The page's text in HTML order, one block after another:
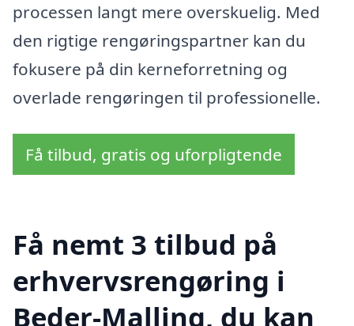
processen langt mere overskuelig. Med
den rigtige rengøringspartner kan du
fokusere på din kerneforretning og
overlade rengøringen til professionelle.
Få tilbud, gratis og uforpligtende
Få nemt 3 tilbud på
erhvervsrengøring i
Beder-Malling, du kan